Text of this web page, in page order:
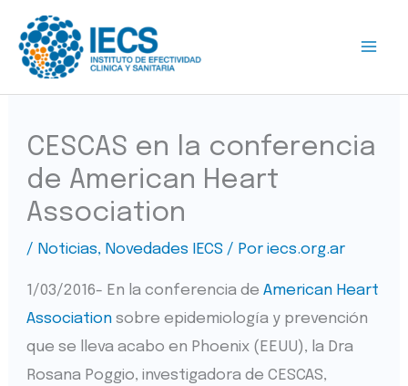
contenido
CESCAS en la conferencia
de American Heart
Association
/ Noticias, Novedades IECS / Poriecs.org.ar
1/03/2016- En la conferencia deAmerican Heart
Association sobre epidemiología y prevención
que se lleva acabo en Phoenix (EEUU), la Dra
Rosana Poggio, investigadora de CESCAS,